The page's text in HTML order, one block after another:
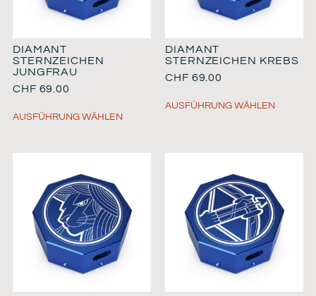
DIAMANT
STERNZEICHEN
JUNGFRAU
CHF 69.00
AUSFÜHRUNG WÄHLEN
DIAMANT
STERNZEICHEN KREBS
CHF 69.00
AUSFÜHRUNG WÄHLEN